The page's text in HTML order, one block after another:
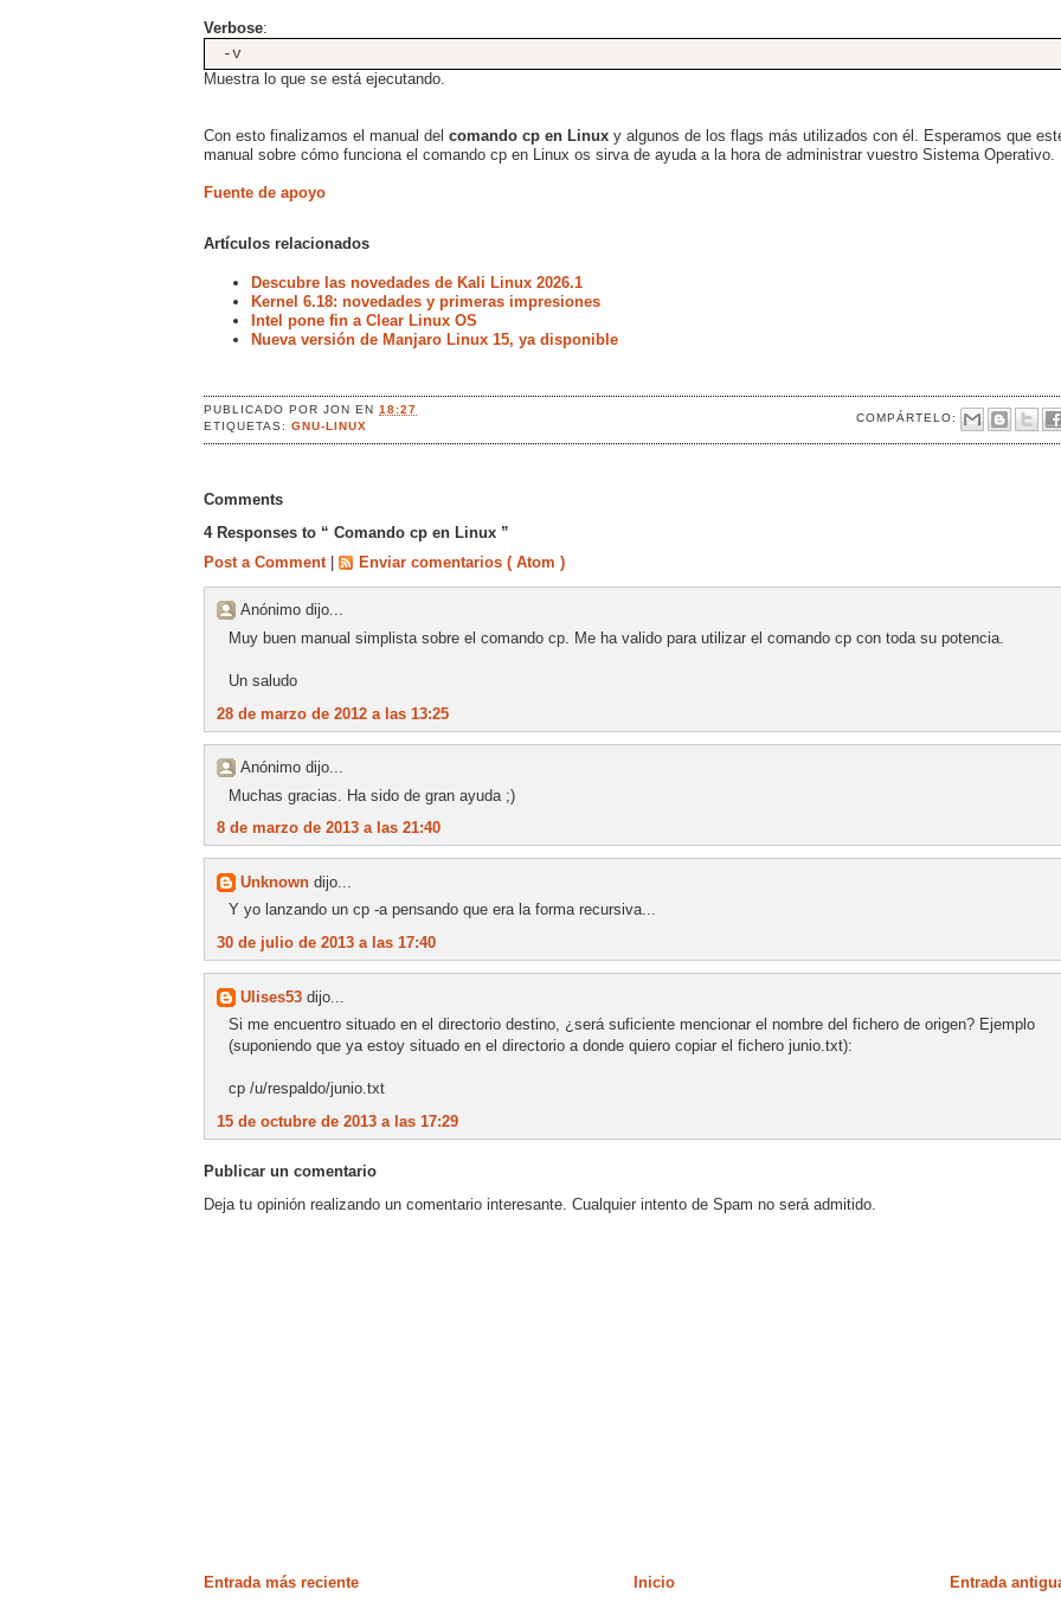
Verbose:
-v
Muestra lo que se está ejecutando.
Con esto finalizamos el manual del comando cp en Linux y algunos de los flags más utilizados con él. Esperamos que
manual sobre cómo funciona el comando cp en Linux os sirva de ayuda a la hora de administrar vuestro Sistema Operativo.
Fuente de apoyo
Artículos relacionados
Descubre las novedades de Kali Linux 2026.1
Kernel 6.18: novedades y primeras impresiones
Intel pone fin a Clear Linux OS
Nueva versión de Manjaro Linux 15, ya disponible
PUBLICADO PORJONEN18:27
COMPÁRTELO:
ETIQUETAS:GNU-LINUX
Comments
4 Responses to “ Comando cp en Linux ”
Post a Comment
Enviar comentarios ( Atom )
Anónimo dijo...
Muy buen manual simplista sobre el comando cp. Me ha valido para utilizar el comando cp con toda su potencia.
Un saludo
28 de marzo de 2012 a las 13:25
Anónimo dijo...
Muchas gracias. Ha sido de gran ayuda ;)
8 de marzo de 2013 a las 21:40
Unknown dijo...
Y yo lanzando un cp -a pensando que era la forma recursiva...
30 de julio de 2013 a las 17:40
Ulises53 dijo...
Si me encuentro situado en el directorio destino, ¿será suficiente mencionar el nombre del fichero de origen? Ejemplo
(suponiendo que ya estoy situado en el directorio a donde quiero copiar el fichero junio.txt):
cp /u/respaldo/junio.txt
15 de octubre de 2013 a las 17:29
Publicar un comentario
Deja tu opinión realizando un comentario interesante. Cualquier intento de Spam no será admitido.
Entrada más reciente Entrada
Inicio